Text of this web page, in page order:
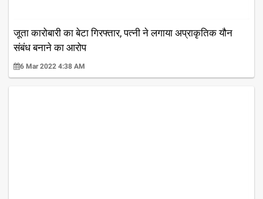
जूता कारोबारी का बेटा गिरफ्तार, पत्नी ने लगाया अप्राकृतिक यौन
संबंध बनाने का आरोप
6 Mar 2022 4:38 AM